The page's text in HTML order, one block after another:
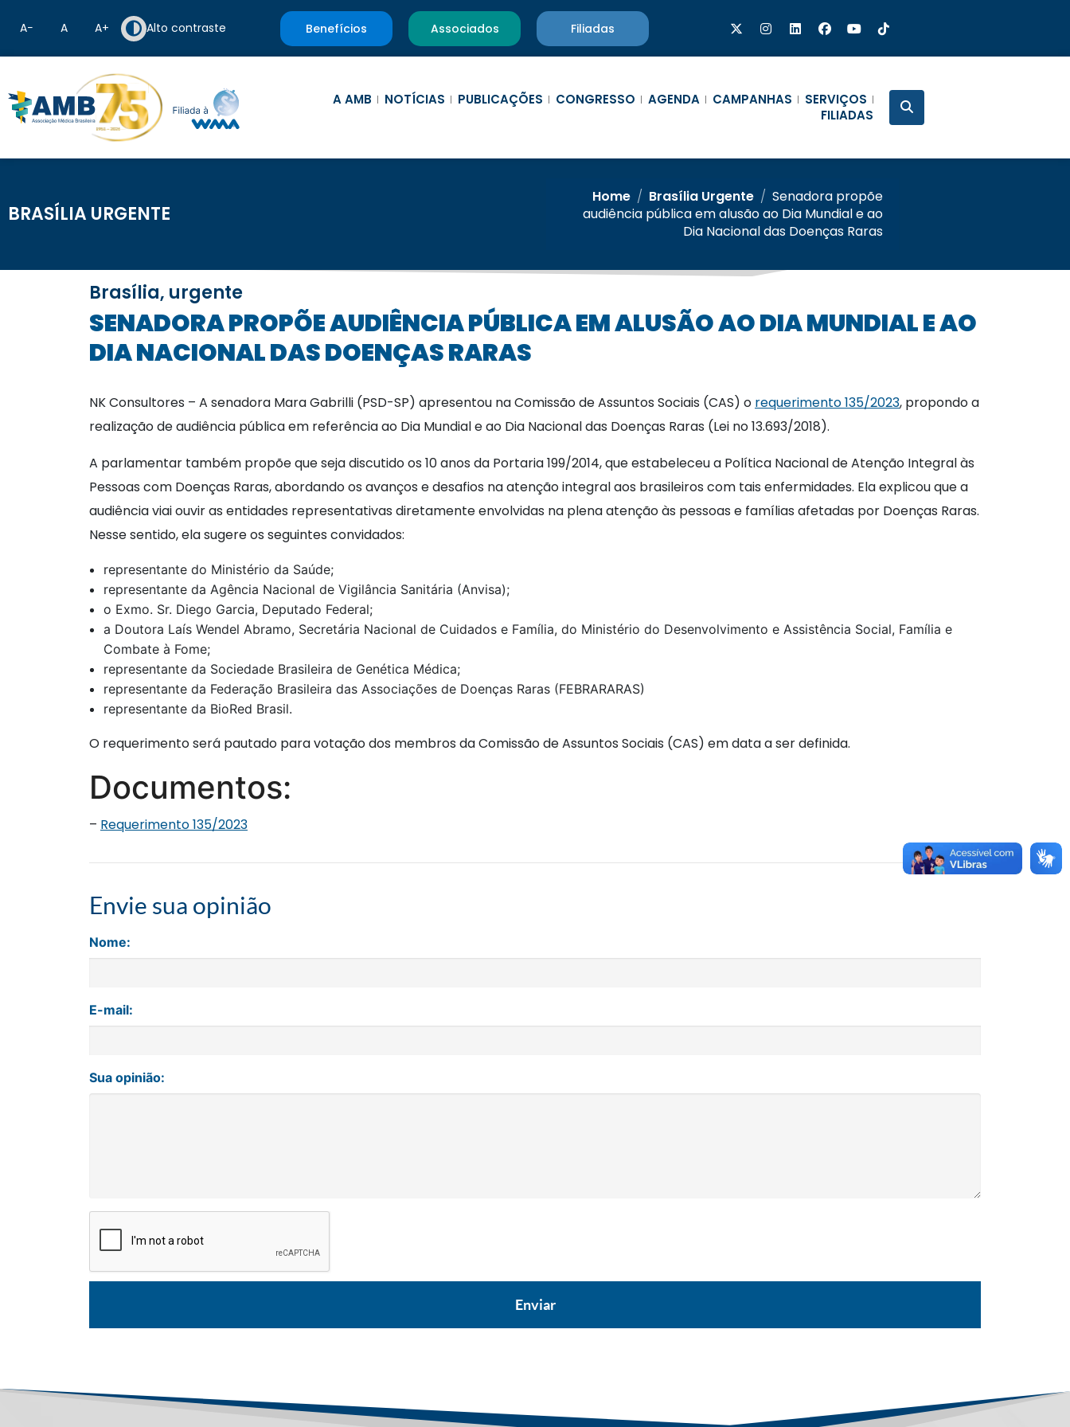
A− A A+ Alto contraste Benefícios Associados Filiadas
A AMB NOTÍCIAS PUBLICAÇÕES CONGRESSO AGENDA CAMPANHAS
SERVIÇOS
FILIADAS
BRASÍLIA URGENTE
Home / Brasília Urgente / Senadora propõe
audiência pública em alusão ao Dia Mundial e ao
Dia Nacional das Doenças Raras
Brasília, urgente
SENADORA PROPÕE AUDIÊNCIA PÚBLICA EM ALUSÃO AO DIA MUNDIAL E AO
DIA NACIONAL DAS DOENÇAS RARAS
NK Consultores – A senadora Mara Gabrilli (PSD-SP) apresentou na Comissão de Assuntos Sociais (CAS) o requerimento 135/2023, propondo a
realização de audiência pública em referência ao Dia Mundial e ao Dia Nacional das Doenças Raras (Lei no 13.693/2018).
A parlamentar também propõe que seja discutido os 10 anos da Portaria 199/2014, que estabeleceu a Política Nacional de Atenção Integral às
Pessoas com Doenças Raras, abordando os avanços e desafios na atenção integral aos brasileiros com tais enfermidades. Ela explicou que a
audiência viai ouvir as entidades representativas diretamente envolvidas na plena atenção às pessoas e famílias afetadas por Doenças Raras.
Nesse sentido, ela sugere os seguintes convidados:
representante do Ministério da Saúde;
representante da Agência Nacional de Vigilância Sanitária (Anvisa);
o Exmo. Sr. Diego Garcia, Deputado Federal;
a Doutora Laís Wendel Abramo, Secretária Nacional de Cuidados e Família, do Ministério do Desenvolvimento e Assistência Social, Família e
Combate à Fome;
representante da Sociedade Brasileira de Genética Médica;
representante da Federação Brasileira das Associações de Doenças Raras (FEBRARARAS)
representante da BioRed Brasil.
O requerimento será pautado para votação dos membros da Comissão de Assuntos Sociais (CAS) em data a ser definida.
Documentos:
– Requerimento 135/2023
Envie sua opinião
Nome:
E-mail:
Sua opinião: